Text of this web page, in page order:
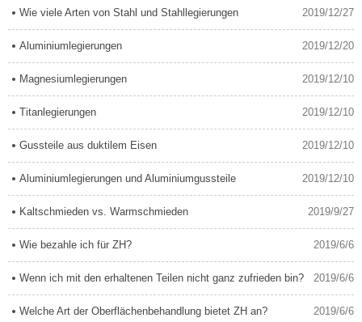
Wie viele Arten von Stahl und Stahllegierungen 2019/12/27
Aluminiumlegierungen 2019/12/20
Magnesiumlegierungen 2019/12/10
Titanlegierungen 2019/12/10
Gussteile aus duktilem Eisen 2019/12/10
Aluminiumlegierungen und Aluminiumgussteile 2019/12/10
Kaltschmieden vs. Warmschmieden 2019/9/27
Wie bezahle ich für ZH? 2019/6/6
Wenn ich mit den erhaltenen Teilen nicht ganz zufrieden bin? 2019/6/6
Welche Art der Oberflächenbehandlung bietet ZH an? 2019/6/6